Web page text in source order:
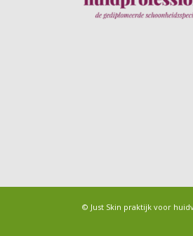
© Just Skin praktijk voor